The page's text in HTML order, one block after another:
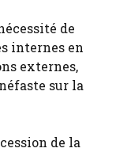
de
internes en
externes,
sur la
de la